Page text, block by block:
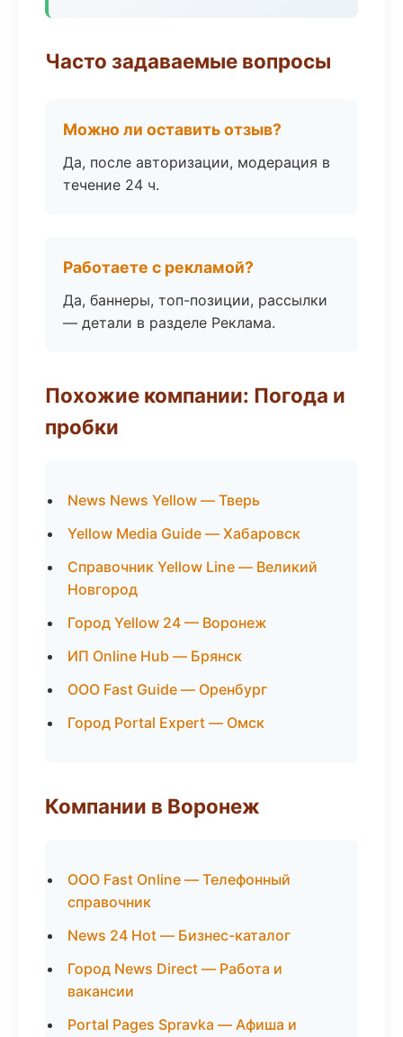
Часто задаваемые вопросы
Можно ли оставить отзыв?
Да, после авторизации, модерация в
течение 24 ч.
Работаете с рекламой?
Да, баннеры, топ-позиции, рассылки
— детали в разделе Реклама.
Похожие компании: Погода и
пробки
News News Yellow — Тверь
Yellow Media Guide — Хабаровск
Справочник Yellow Line — Великий
Новгород
Город Yellow 24 — Воронеж
ИП Online Hub — Брянск
ООО Fast Guide — Оренбург
Город Portal Expert — Омск
Компании в Воронеж
ООО Fast Online — Телефонный
справочник
News 24 Hot — Бизнес-каталог
Город News Direct — Работа и
вакансии
Portal Pages Spravka — Афиша и